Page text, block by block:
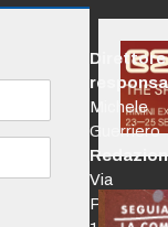
Direttore
Michele
Guerriero
Via
Po,